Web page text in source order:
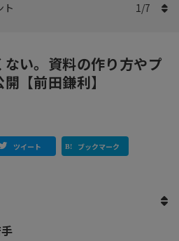
ト 1/7
い。資料の作り方やプ
【前田鎌利】
ツイート ブックマーク